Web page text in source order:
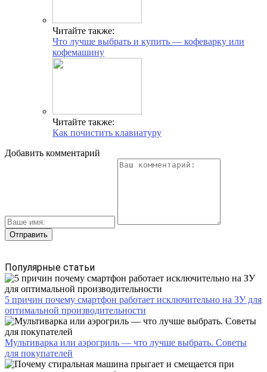
Читайте также:
Что лучше выбрать и купить — кофеварку или
кофемашину
Читайте также:
Как почистить клавиатуру
Добавить комментарий
Популярные статьи
5 причин почему смартфон работает исключительно на ЗУ для
оптимальной производительности
Мультиварка или аэрогриль — что лучше выбрать. Советы
для покупателей